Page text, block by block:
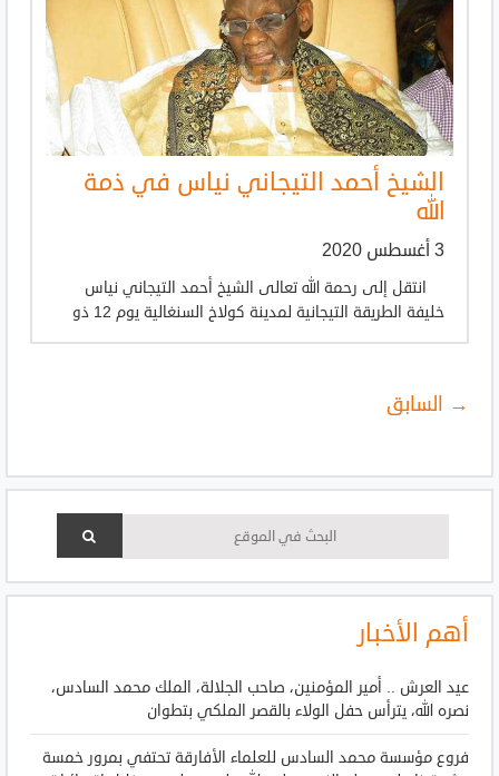
الشيخ أحمد التيجاني نياس في ذمة
الله
3 أغسطس 2020
انتقل إلى رحمة الله تعالى الشيخ أحمد التيجاني نياس
خليفة الطريقة التيجانية لمدينة كولاخ السنغالية يوم 12 ذو
→ السابق
أهم الأخبار
عيد العرش .. أمير المؤمنين، صاحب الجلالة، الملك محمد السادس،
نصره الله، يترأس حفل الولاء بالقصر الملكي بتطوان
فروع مؤسسة محمد السادس للعلماء الأفارقة تحتفي بمرور خمسة